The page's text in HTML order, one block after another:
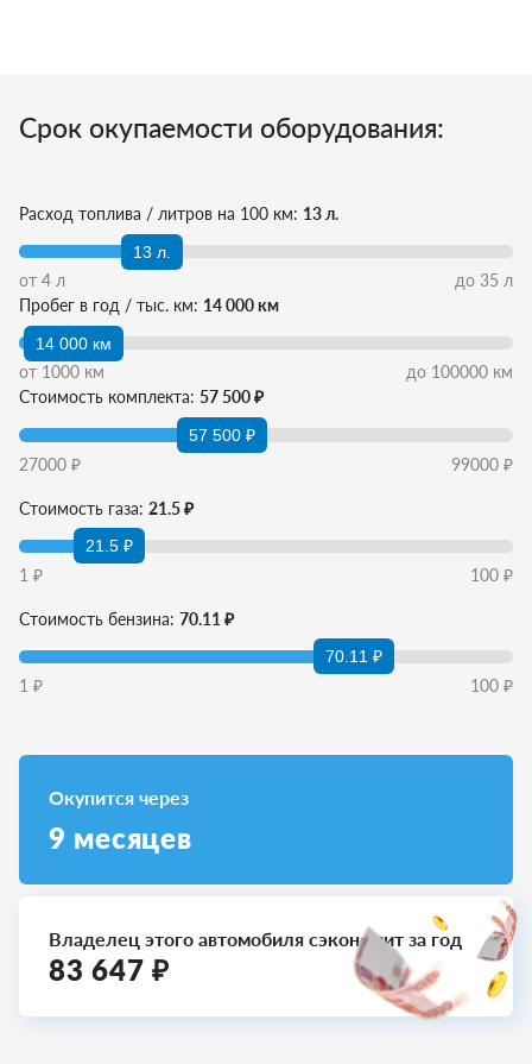
Срок окупаемости оборудования:
Расход топлива / литров на 100 км: 13 л.
13 л.
от 4 л до 35 л
Пробег в год / тыс. км: 14 000 км
14 000 км
от 1000 км до 100000 км
Стоимость комплекта: 57 500 ₽
57 500 ₽
27000 ₽ 99000 ₽
Стоимость газа: 21.5 ₽
21.5 ₽
1 ₽ 100 ₽
Стоимость бензина: 70.11 ₽
70.11 ₽
1 ₽ 100 ₽
Окупится через
9 месяцев
Владелец этого автомобиля сэкономит за год
83 647 ₽